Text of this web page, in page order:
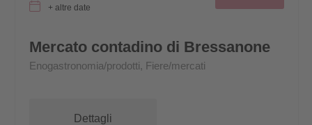
+ altre date
Mercato contadino di Bressanone
Enogastronomia/prodotti, Fiere/mercati
Dettagli